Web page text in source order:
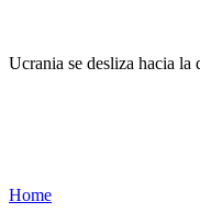
Ucrania se desliza hacia
Home